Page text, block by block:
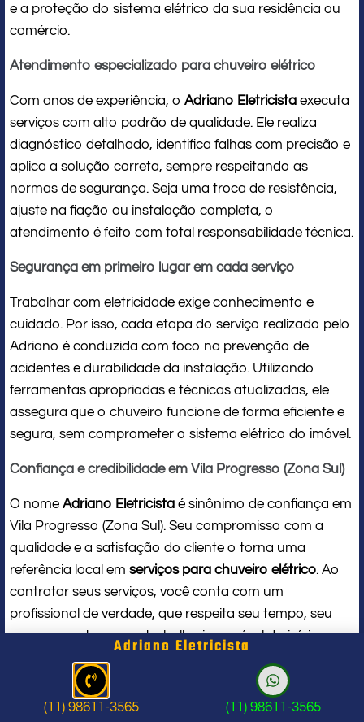
e a proteção do sistema elétrico da sua residência ou
comércio.
Atendimento especializado para chuveiro elétrico
Com anos de experiência, o Adriano Eletricista executa
serviços com alto padrão de qualidade. Ele realiza
diagnóstico detalhado, identifica falhas com precisão e
aplica a solução correta, sempre respeitando as
normas de segurança. Seja uma troca de resistência,
ajuste na fiação ou instalação completa, o
atendimento é feito com total responsabilidade técnica.
Segurança em primeiro lugar em cada serviço
Trabalhar com eletricidade exige conhecimento e
cuidado. Por isso, cada etapa do serviço realizado pelo
Adriano é conduzida com foco na prevenção de
acidentes e durabilidade da instalação. Utilizando
ferramentas apropriadas e técnicas atualizadas, ele
assegura que o chuveiro funcione de forma eficiente e
segura, sem comprometer o sistema elétrico do imóvel.
Confiança e credibilidade em Vila Progresso (Zona Sul)
O nome Adriano Eletricista é sinônimo de confiança em
Vila Progresso (Zona Sul). Seu compromisso com a
qualidade e a satisfação do cliente o torna uma
referência local em serviços para chuveiro elétrico. Ao
contratar seus serviços, você conta com um
profissional de verdade, que respeita seu tempo, seu
espaço e entrega um trabalho impecável do início ao
Problema com chuveiro: sinais que
Adriano Eletricista
(11) 98611-3565 (11) 98611-3565